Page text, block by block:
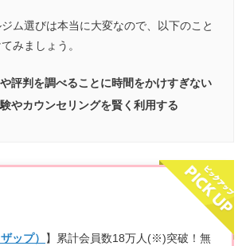
ム選びは本当に大変なので、以下のこと
みましょう。
評判を調べることに時間をかけすぎない
やカウンセリングを賢く利用する
ップ）
】累計会員数18万人(※)突破！無